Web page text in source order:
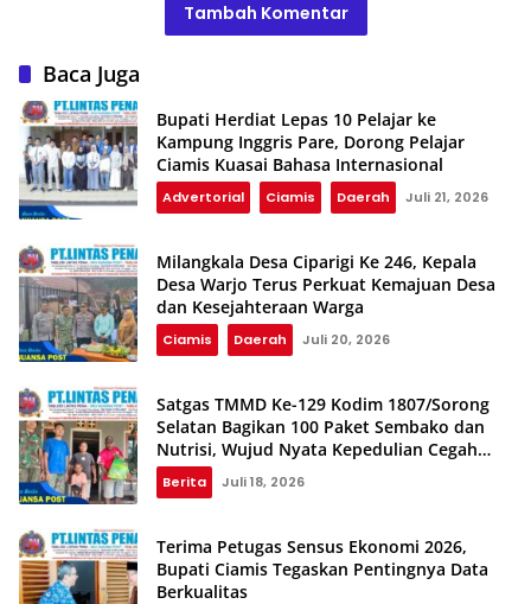
Tambah Komentar
Baca Juga
Bupati Herdiat Lepas 10 Pelajar ke
Kampung Inggris Pare, Dorong Pelajar
Ciamis Kuasai Bahasa Internasional
Advertorial Ciamis Daerah Juli 21, 2026
Milangkala Desa Ciparigi Ke 246, Kepala
Desa Warjo Terus Perkuat Kemajuan Desa
dan Kesejahteraan Warga
Ciamis Daerah Juli 20, 2026
Satgas TMMD Ke-129 Kodim 1807/Sorong
Selatan Bagikan 100 Paket Sembako dan
Nutrisi, Wujud Nyata Kepedulian Cegah
Stunting
Berita Juli 18, 2026
Terima Petugas Sensus Ekonomi 2026,
Bupati Ciamis Tegaskan Pentingnya Data
Berkualitas